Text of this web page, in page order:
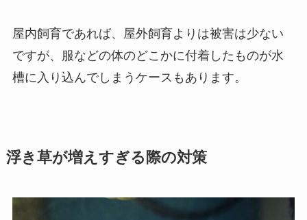
屋内飼育であれば、屋外飼育よりは被害は少ない
ですが、服などの体のどこかに付着したものが水
槽に入り込んでしまうケースもあります。
浮き草が増えすぎる際の対策